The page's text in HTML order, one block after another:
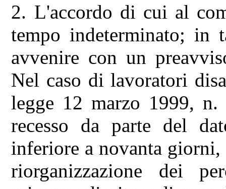
2. L'accordo di cui al
tempo indeterminato; in
avvenire con un
Nel caso di lavoratori
legge 12 marzo 1999,
recesso da parte del
inferiore a novanta giorni,
riorganizzazione dei